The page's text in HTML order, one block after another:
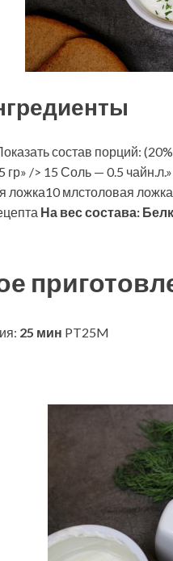
состав порций:
гр» /> 15 Соль — 0.5
ложка10 млстоловая
На вес состава:
25 мин PT25M